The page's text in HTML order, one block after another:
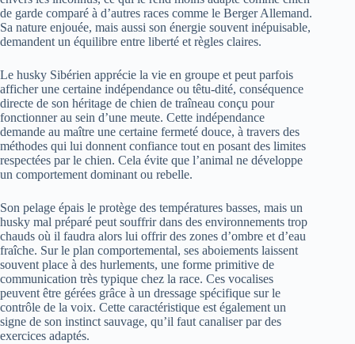
de garde comparé à d’autres races comme le Berger Allemand.
Sa nature enjouée, mais aussi son énergie souvent inépuisable,
demandent un équilibre entre liberté et règles claires.
Le husky Sibérien apprécie la vie en groupe et peut parfois
afficher une certaine indépendance ou têtu-dité, conséquence
directe de son héritage de chien de traîneau conçu pour
fonctionner au sein d’une meute. Cette indépendance
demande au maître une certaine fermeté douce, à travers des
méthodes qui lui donnent confiance tout en posant des limites
respectées par le chien. Cela évite que l’animal ne développe
un comportement dominant ou rebelle.
Son pelage épais le protège des températures basses, mais un
husky mal préparé peut souffrir dans des environnements trop
chauds où il faudra alors lui offrir des zones d’ombre et d’eau
fraîche. Sur le plan comportemental, ses aboiements laissent
souvent place à des hurlements, une forme primitive de
communication très typique chez la race. Ces vocalises
peuvent être gérées grâce à un dressage spécifique sur le
contrôle de la voix. Cette caractéristique est également un
signe de son instinct sauvage, qu’il faut canaliser par des
exercices adaptés.